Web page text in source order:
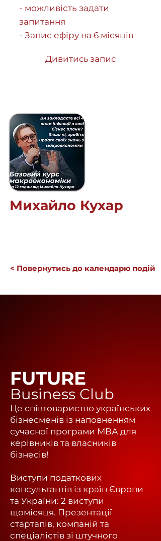
- можливість задати
запитання
- Запис ефіру на 6 місяців
Дивитись запис
Михайло Кухар
< Повернутись до календарю подій
FUTURE
Business Club
Це співтовариство українських
бізнесменів із наповненням
сучасної програми МВА для
керівників та власників
бізнесів!
Виступи податкових
консультантів із країн Європи
та України: 2 виступи
щомісяця. Презентації
стартапів, компаній та
спеціалістів зі штучного